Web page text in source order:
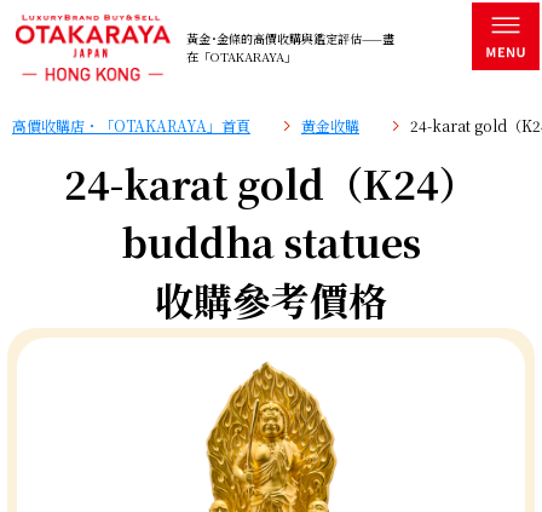
黃金･金條的高價收購與鑑定評估——盡
在「OTAKARAYA」
高價收購店・「OTAKARAYA」首頁 黄金收購 24-karat gold（
24-karat gold（K24）
buddha statues
收購參考價格